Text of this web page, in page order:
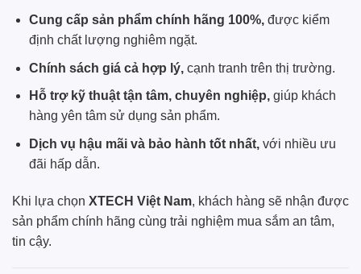
Cung cấp sản phẩm chính hãng 100%,được kiểm
định chất lượng nghiêm ngặt.
Chính sách giá cả hợp lý,cạnh tranh trên thị trường.
Hỗ trợ kỹ thuật tận tâm, chuyên nghiệp,giúp khách
hàng yên tâm sử dụng sản phẩm.
Dịch vụ hậu mãi và bảo hành tốt nhất,với nhiều ưu
đãi hấp dẫn.
Khi lựa chọn XTECH Việt Nam, khách hàng sẽ nhận được
sản phẩm chính hãng cùng trải nghiệm mua sắm an tâm,
tin cậy.